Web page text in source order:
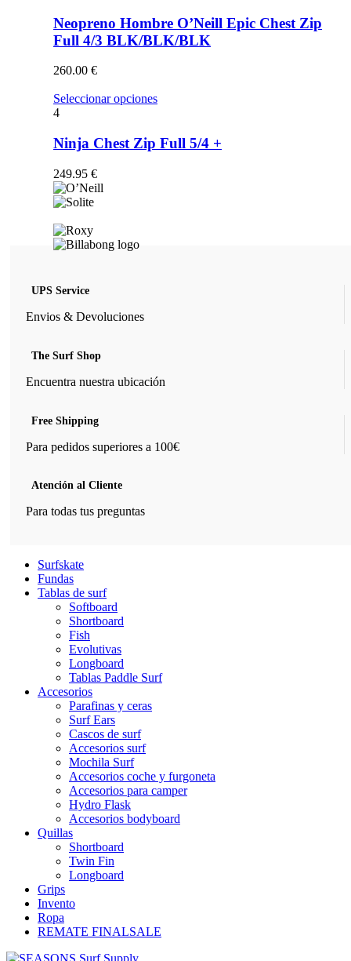
múltiples
variantes.
Las
elegir
página
Neopreno Hombre O’Neill Epic Chest Zip
Full 4/3 BLK/BLK/BLK
260.00 €
Seleccionar opcionesEste
múltiples
variantes.
4
Ninja Chest Zip Full 5/4 +
249.95 €
UPS Service
Envios & Devoluciones
The Surf Shop
Encuentra nuestra ubicación
Free Shipping
Para pedidos superiores a 100€
Atención al Cliente
Para todas tus preguntas
Surfskate
Fundas
Tablas de surf
Softboard
Shortboard
Fish
Evolutivas
Longboard
Tablas Paddle Surf
Accesorios
Parafinas y ceras
Surf Ears
Cascos de surf
Accesorios surf
Mochila Surf
Accesorios coche y furgoneta
Accesorios para camper
Hydro Flask
Accesorios bodyboard
Quillas
Shortboard
Twin Fin
Longboard
Grips
Invento
Ropa
REMATE FINALSALE